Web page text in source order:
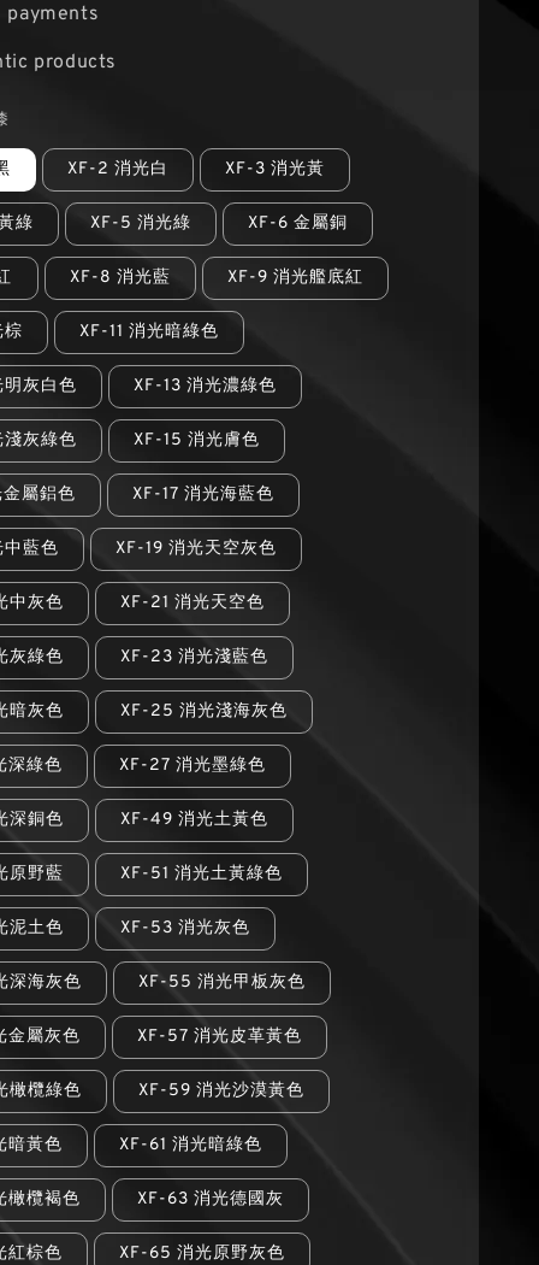
payments
products
XF-2 消光白 XF-3 消光黃
綠 XF-5 消光綠 XF-6 金屬銅
XF-8 消光藍 XF-9 消光艦底紅
棕 XF-11 消光暗綠色
灰白色 XF-13 消光濃綠色
灰綠色 XF-15 消光膚色
屬鋁色 XF-17 消光海藍色
藍色 XF-19 消光天空灰色
中灰色 XF-21 消光天空色
灰綠色 XF-23 消光淺藍色
暗灰色 XF-25 消光淺海灰色
深綠色 XF-27 消光墨綠色
深銅色 XF-49 消光土黃色
原野藍 XF-51 消光土黃綠色
泥土色 XF-53 消光灰色
深海灰色 XF-55 消光甲板灰色
金屬灰色 XF-57 消光皮革黃色
橄欖綠色 XF-59 消光沙漠黃色
暗黃色 XF-61 消光暗綠色
橄欖褐色 XF-63 消光德國灰
紅棕色 XF-65 消光原野灰色